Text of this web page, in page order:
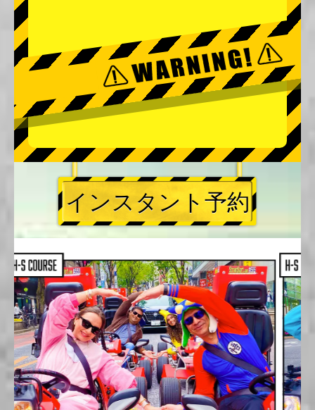
インスタント予約